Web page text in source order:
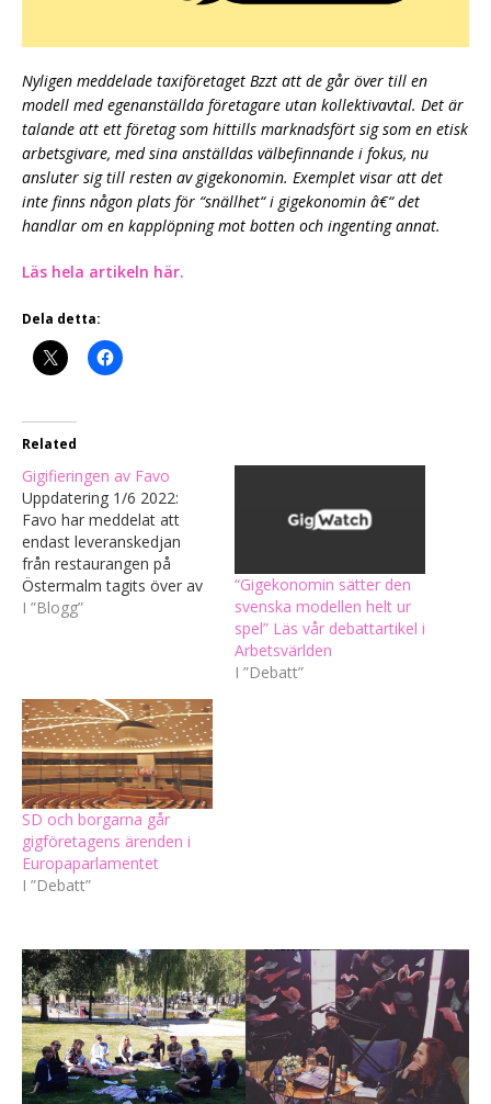
Nyligen meddelade taxiföretaget Bzzt att de går över till en
modell med egenanställda företagare utan kollektivavtal. Det är
talande att ett företag som hittills marknadsfört sig som en etisk
arbetsgivare, med sina anställdas välbefinnande i fokus, nu
ansluter sig till resten av gigekonomin. Exemplet visar att det
inte finns någon plats för “snällhet“ i gigekonomin â€“ det
handlar om en kapplöpning mot botten och ingenting annat.
Läs hela artikeln här.
Dela detta:
Related
Gigifieringen av Favo
Uppdatering 1/6 2022:
Favo har meddelat att
endast leveranskedjan
från restaurangen på
Östermalm tagits över av
Bzzt. De som kör ut mat
kollektivavtal som tidigare.
Under de senaste åren har
företaget Favo levererat
mat runt om i Stockholm…
I ”Blogg”
“Gigekonomin sätter den
svenska modellen helt ur
spel” Läs vår debattartikel i
Arbetsvärlden
I ”Debatt”
SD och borgarna går
gigföretagens ärenden i
Europaparlamentet
I ”Debatt”